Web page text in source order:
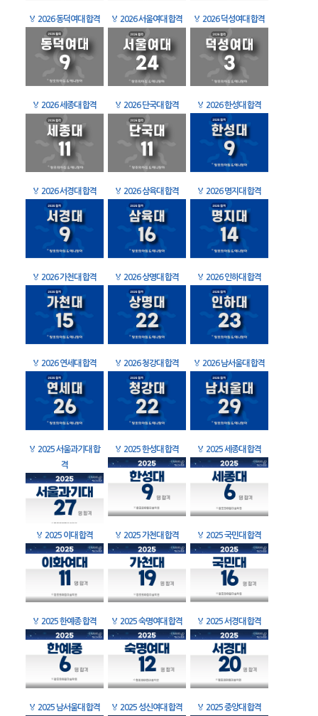
🏅 2026 동덕여대 합격 🏅 2026 서울여대 합격 🏅 2026 덕성여대 합격
🏅 2026 세종대 합격 🏅 2026 단국대 합격 🏅 2026 한성대 합격
🏅 2026 서경대 합격 🏅 2026 삼육대 합격 🏅 2026 명지대 합격
🏅 2026 가천대 합격 🏅 2026 상명대 합격 🏅 2026 인하대 합격
🏅 2026 연세대 합격 🏅 2026 청강대 합격 🏅 2026 남서울대 합격
🏅 2025 서울과기대 합
격
🏅 2025 한성대 합격 🏅 2025 세종대 합격
🏅 2025 이대 합격 🏅 2025 가천대 합격 🏅 2025 국민대 합격
🏅 2025 한예종 합격 🏅 2025 숙명여대 합격 🏅 2025 서경대 합격
🏅 2025 남서울대 합격 🏅 2025 성신여대 합격 🏅 2025 중앙대 합격